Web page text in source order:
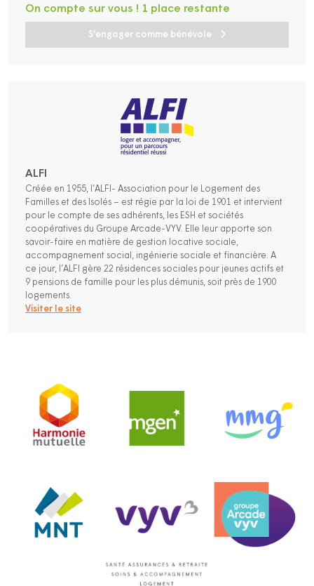
S'engager comme bénévole
On compte sur vous ! 1 place restante
ALFI
Créée en 1955, l’ALFI- Association pour le Logement des
Familles et des Isolés – est régie par la loi de 1901 et intervient
pour le compte de ses adhérents, les ESH et sociétés
coopératives du Groupe Arcade-VYV. Elle leur apporte son
savoir-faire en matière de gestion locative sociale,
accompagnement social, ingénierie sociale et financière. A
ce jour, l’ALFI gère 22 résidences sociales pour jeunes actifs et
9 pensions de famille pour les plus démunis, soit près de 1900
logements.
Visiter le site